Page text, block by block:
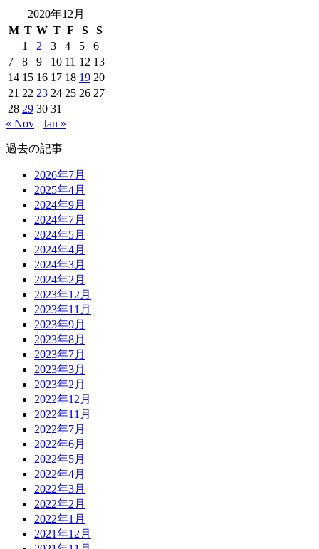
2020年12月
M T W T F S
S
1
2 3 4 5
6
7
8 9 10 11 12 13
14 15 16 17 18 19 20
21 22 23 24 25 26 27
28 29 30 31
« Nov
Jan »
過去の記事
2026年7月
2025年4月
2024年9月
2024年7月
2024年5月
2024年4月
2024年3月
2024年2月
2023年12月
2023年11月
2023年9月
2023年8月
2023年7月
2023年3月
2023年2月
2022年12月
2022年11月
2022年7月
2022年6月
2022年5月
2022年4月
2022年3月
2022年2月
2022年1月
2021年12月